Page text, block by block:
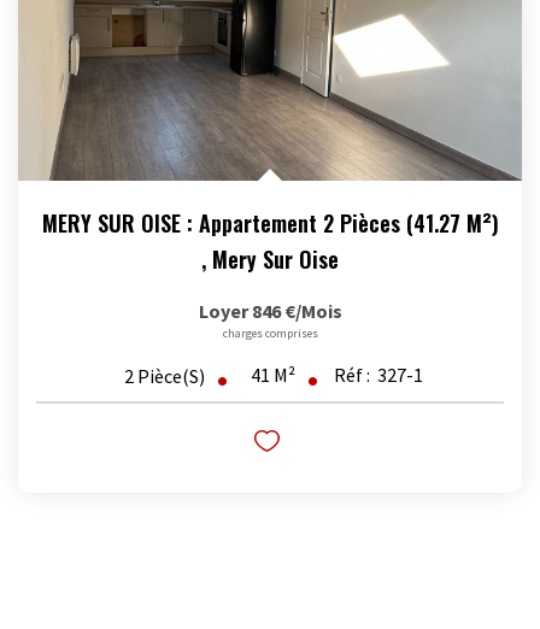
MERY SUR OISE : Appartement 2 Pièces (41.27 M²)
, Mery Sur Oise
Loyer 846 €/mois
charges comprises
2 Pièce(s) 41 M² Réf : 327-1